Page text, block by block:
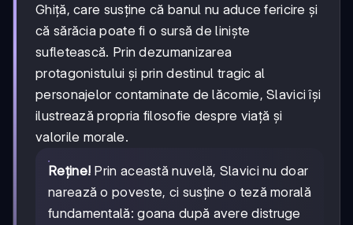
Ghiță, care susține că banul nu aduce fericire și
că sărăcia poate fi o sursă de liniște
sufletească. Prin dezumanizarea
protagonistului și prin destinul tragic al
personajelor contaminate de lăcomie, Slavici își
ilustrează propria filosofie despre viață și
valorile morale.
Reține! Prin această nuvelă, Slavici nu doar
narează o poveste, ci susține o teză morală
fundamentală: goana după avere distruge